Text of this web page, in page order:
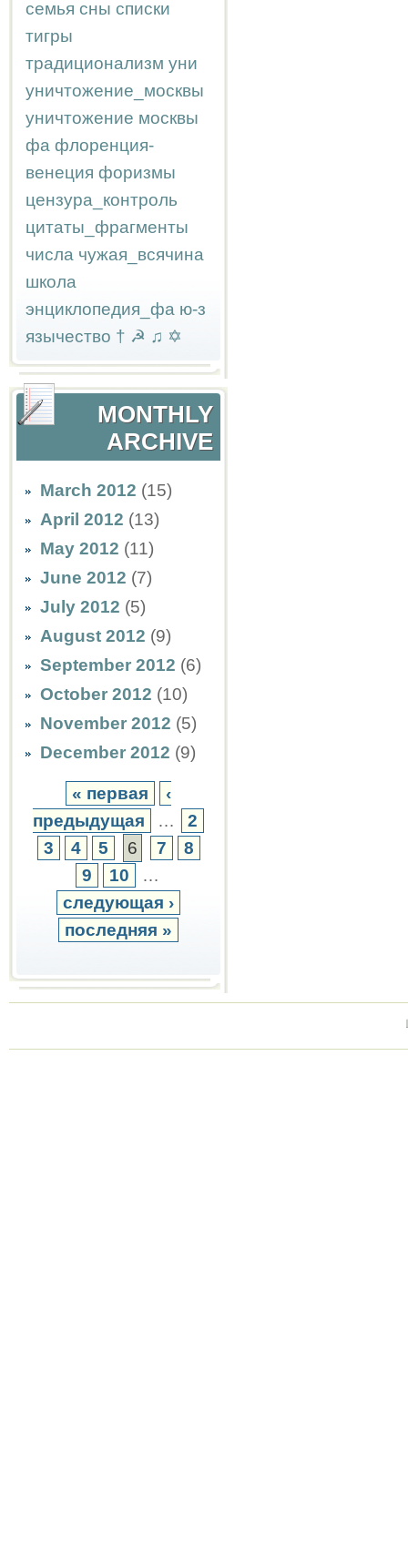
семья сны списки
тигры
традиционализм уни
уничтожение_москвы
уничтожение москвы
фа флоренция-
венеция форизмы
цензура_контроль
цитаты_фрагменты
числа чужая_всячина
школа
энциклопедия_фа ю-з
язычество † ☭ ♫ ✡
MONTHLY
ARCHIVE
March 2012 (15)
April 2012 (13)
May 2012 (11)
June 2012 (7)
July 2012 (5)
August 2012 (9)
September 2012 (6)
October 2012 (10)
November 2012 (5)
December 2012 (9)
« первая
‹
предыдущая
…
2
3
4 5 6 7
8
9
10
…
следующая ›
последняя »